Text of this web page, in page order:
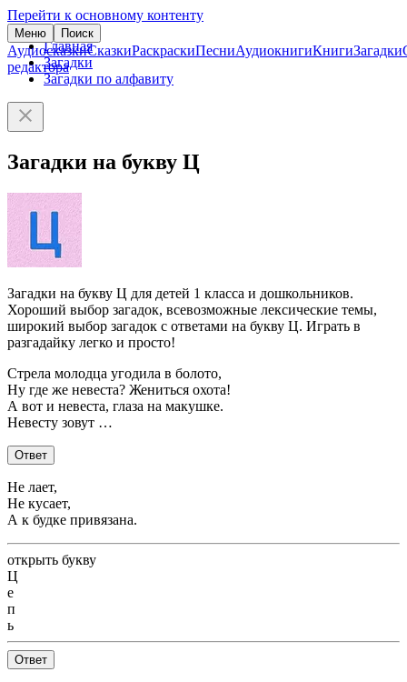
Перейти к основному контенту
Меню Поиск
АудиосказкиСказкиРаскраскиПесниАудиокнигиКнигиЗагадки
редактора
Главная
Загадки
Загадки по алфавиту
Загадки на букву Ц
Загадки на букву Ц для детей 1 класса и дошкольников.
Хороший выбор загадок, всевозможные лексические темы,
широкий выбор загадок с ответами на букву Ц. Играть в
разгадайку легко и просто!
Стрела молодца угодила в болото,
Ну где же невеста? Жениться охота!
А вот и невеста, глаза на макушке.
Невесту зовут …
Ответ
Не лает,
Не кусает,
А к будке привязана.
открыть букву
Ц
е
п
ь
Ответ